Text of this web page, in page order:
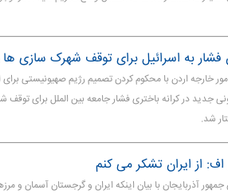
فشار به اسرائیل برای توقف شهرک سازی ها
جدید در کرانه باختری فشار جامعه بین الملل برای توقف
شد.
از ایران تشکر می کنم
آذربایجان با بیان اینکه ایران و گرجستان آسمان و